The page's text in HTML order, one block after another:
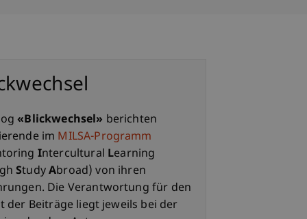
«Blickwechsel» berichten
im MILSA-Programm
Intercultural Learning
StudyAbroad) von ihren
Die Verantwortung für den
der Beiträge liegt jeweils bei der